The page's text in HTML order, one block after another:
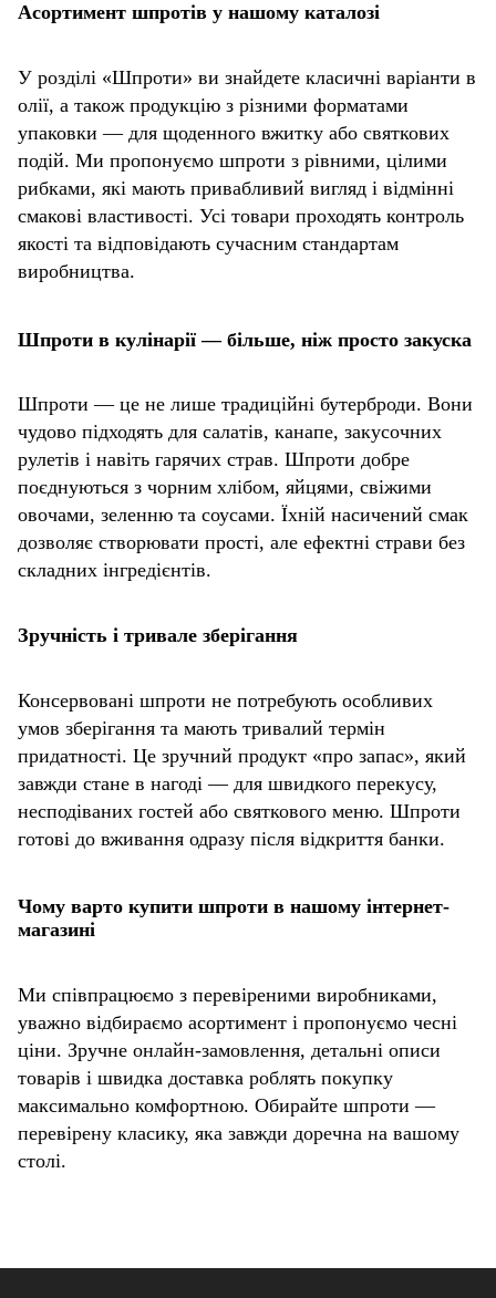
Асортимент шпротів у нашому каталозі
У розділі «Шпроти» ви знайдете класичні варіанти в
олії, а також продукцію з різними форматами
упаковки — для щоденного вжитку або святкових
подій. Ми пропонуємо шпроти з рівними, цілими
рибками, які мають привабливий вигляд і відмінні
смакові властивості. Усі товари проходять контроль
якості та відповідають сучасним стандартам
виробництва.
Шпроти в кулінарії — більше, ніж просто закуска
Шпроти — це не лише традиційні бутерброди. Вони
чудово підходять для салатів, канапе, закусочних
рулетів і навіть гарячих страв. Шпроти добре
поєднуються з чорним хлібом, яйцями, свіжими
овочами, зеленню та соусами. Їхній насичений смак
дозволяє створювати прості, але ефектні страви без
складних інгредієнтів.
Зручність і тривале зберігання
Консервовані шпроти не потребують особливих
умов зберігання та мають тривалий термін
придатності. Це зручний продукт «про запас», який
завжди стане в нагоді — для швидкого перекусу,
несподіваних гостей або святкового меню. Шпроти
готові до вживання одразу після відкриття банки.
Чому варто купити шпроти в нашому інтернет-
магазині
Ми співпрацюємо з перевіреними виробниками,
уважно відбираємо асортимент і пропонуємо чесні
ціни. Зручне онлайн-замовлення, детальні описи
товарів і швидка доставка роблять покупку
максимально комфортною. Обирайте шпроти —
перевірену класику, яка завжди доречна на вашому
столі.